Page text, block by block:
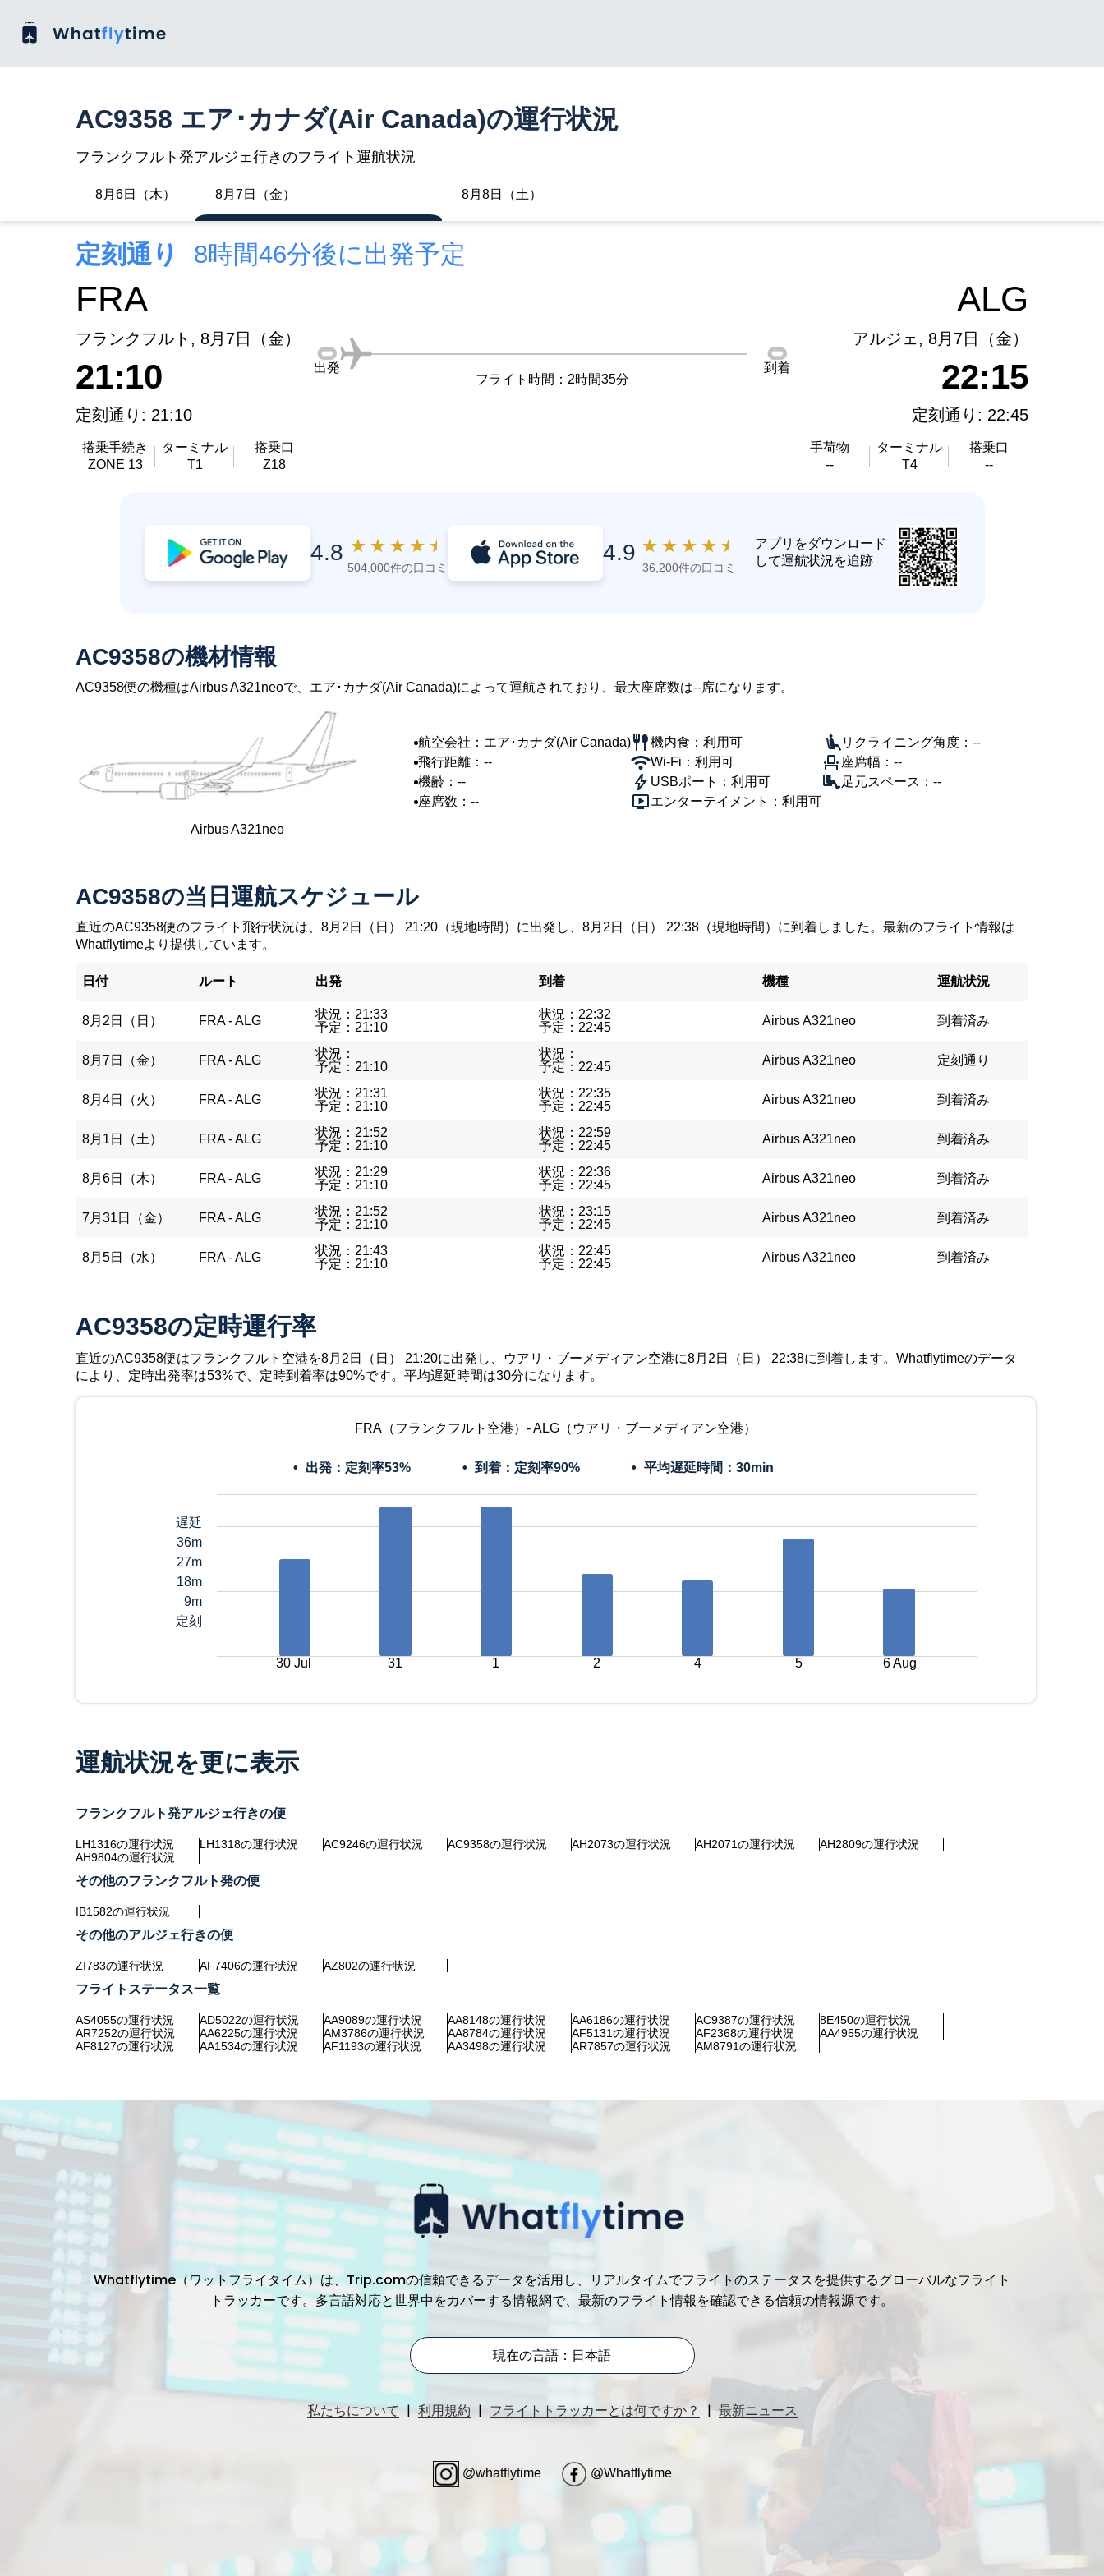
AC9358 エア･カナダ(Air Canada)の運行状況
フランクフルト発アルジェ行きのフライト運航状況
8月6日（木） 8月7日（金） 8月8日（土）
定刻通り 8時間46分後に出発予定
FRA
フランクフルト, 8月7日（金）
21:10
定刻通り: 21:10
搭乗手続き
ZONE 13
ターミナル
T1
搭乗口
Z18
出発
フライト時間：2時間35分
到着
ALG
アルジェ, 8月7日（金）
22:15
定刻通り: 22:45
手荷物
--
ターミナル
T4
搭乗口
--
4.8 ★ ★ ★ ★ ★
504,000件の口コミ
4.9 ★ ★ ★ ★ ★
36,200件の口コミ
アプリをダウンロード
して運航状況を追跡
AC9358の機材情報
AC9358便の機種はAirbus A321neoで、エア･カナダ(Air Canada)によって運航されており、最大座席数は--席になります。
Airbus A321neo
航空会社：エア･カナダ(Air Canada)
飛行距離：--
機齢：--
座席数：--
機内食：利用可
Wi-Fi：利用可
USBポート：利用可
エンターテイメント：利用可
リクライニング角度：--
座席幅：--
足元スペース：--
AC9358の当日運航スケジュール
直近のAC9358便のフライト飛行状況は、8月2日（日） 21:20（現地時間）に出発し、8月2日（日） 22:38（現地時間）に到着しました。最新のフライト情報は
Whatflytimeより提供しています。
日付 ルート 出発 到着 機種 運航状況
8月2日（日） FRA - ALG
状況：21:33
予定：21:10
状況：22:32
予定：22:45
Airbus A321neo 到着済み
8月7日（金） FRA - ALG
状況：
予定：21:10
状況：
予定：22:45
Airbus A321neo 定刻通り
8月4日（火） FRA - ALG
状況：21:31
予定：21:10
状況：22:35
予定：22:45
Airbus A321neo 到着済み
8月1日（土） FRA - ALG
状況：21:52
予定：21:10
状況：22:59
予定：22:45
Airbus A321neo 到着済み
8月6日（木） FRA - ALG
状況：21:29
予定：21:10
状況：22:36
予定：22:45
Airbus A321neo 到着済み
7月31日（金） FRA - ALG
状況：21:52
予定：21:10
状況：23:15
予定：22:45
Airbus A321neo 到着済み
8月5日（水） FRA - ALG
状況：21:43
予定：21:10
状況：22:45
予定：22:45
Airbus A321neo 到着済み
AC9358の定時運行率
直近のAC9358便はフランクフルト空港を8月2日（日） 21:20に出発し、ウアリ・ブーメディアン空港に8月2日（日） 22:38に到着します。Whatflytimeのデータ
により、定時出発率は53%で、定時到着率は90%です。平均遅延時間は30分になります。
FRA（フランクフルト空港）- ALG（ウアリ・ブーメディアン空港）
出発：定刻率53% 到着：定刻率90% 平均遅延時間： 30min
遅延
36m
27m
18m
9m
定刻
30 Jul 31 1 2 4 5 6 Aug
運航状況を更に表示
フランクフルト発アルジェ行きの便
LH1316の運行状況 LH1318の運行状況 AC9246の運行状況 AC9358の運行状況 AH2073の運行状況 AH2071の運行状況
AH2809の運行状況
AH9804の運行状況
その他のフランクフルト発の便
IB1582の運行状況
その他のアルジェ行きの便
ZI783の運行状況 AF7406の運行状況 AZ802の運行状況
フライトステータス一覧
AS4055の運行状況 AD5022の運行状況 AA9089の運行状況 AA8148の運行状況 AA6186の運行状況 AC9387の運行状況
8E450の運行状況
AR7252の運行状況
AA6225の運行状況 AM3786の運行状況 AA8784の運行状況 AF5131の運行状況 AF2368の運行状況
AA4955の運行状況
AF8127の運行状況
AA1534の運行状況 AF1193の運行状況 AA3498の運行状況 AR7857の運行状況 AM8791の運行状況
Whatflytime（ワットフライタイム）は、Trip.comの信頼できるデータを活用し、リアルタイムでフライトのステータスを提供するグローバルなフライト
トラッカーです。多言語対応と世界中をカバーする情報網で、最新のフライト情報を確認できる信頼の情報源です。
現在の言語：日本語
私たちについて | 利用規約 | フライトトラッカーとは何ですか？ | 最新ニュース
@whatflytime @Whatflytime